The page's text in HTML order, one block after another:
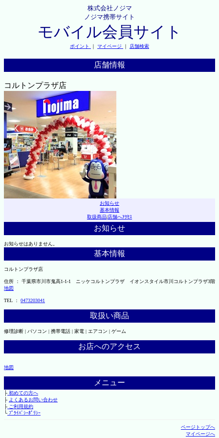
株式会社ノジマ
ノジマ携帯サイト
モバイル会員サイト
ポイント ｜ マイページ ｜ 店舗検索
店舗情報
コルトンプラザ店
お知らせ
基本情報
取扱商品|店舗へｱｸｾｽ
お知らせ
お知らせはありません。
基本情報
コルトンプラザ店
住所 ： 千葉県市川市鬼高1-1-1 ニッケコルトンプラザ イオンスタイル市川コルトンプラザ3階
地図
TEL ： 0473203041
取扱い商品
修理診断 | パソコン | 携帯電話 | 家電 | エアコン | ゲーム
お店へのアクセス
地図
メニュー
├初めての方へ
├ よくあるお問い合わせ
├ご利用規約
└ﾌﾟﾗｲﾊﾞｼｰﾎﾟﾘｼｰ
ページトップへ
マイページへ